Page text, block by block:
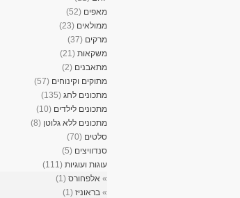
מאפים (52)
ממולאים (23)
מרקים (37)
משקאות (21)
מתאבנים (2)
מתוקים וקינוחים (57)
מתכונים לחג (135)
מתכונים לילדים (10)
מתכונים ללא גלוטן (8)
סלטים (70)
סנדוויצים (5)
עוגות ועוגיות (111)
» אלפחורס (1)
» בראוניז (1)